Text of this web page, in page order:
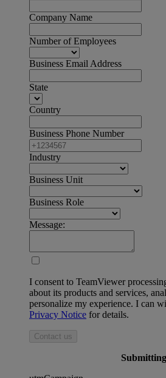
Company Name
Number of Employees
Business Email Address
State
Country
Business Phone Number
Industry
Business Unit
Business Role
Message:
I consent to TeamViewer
about its products and services,
personalize my experience. I can
Privacy Notice for details.
Contact us